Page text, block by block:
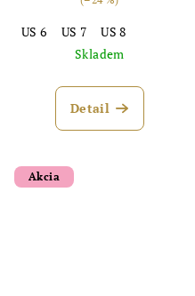
US 6 US 7
US 8
Skladem
Detail
Akcia